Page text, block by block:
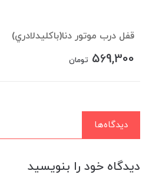
قفل درب موتور دنا(باکليدلادري)
569,300 تومان
دیدگاه‌ها
دیدگاه خود را بنویسید